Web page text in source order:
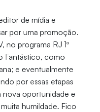
de mídia e
por uma promoção.
no programa RJ 1º
Fantástico, como
e eventualmente
por essas etapas
nova oportunidade e
humildade. Fico